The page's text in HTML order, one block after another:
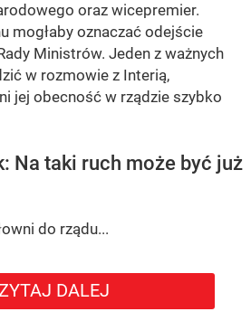
oraz wicepremier.
mogłaby oznaczać odejście
Ministrów. Jeden z ważnych
w rozmowie z Interią,
jej obecność w rządzie szybko
Na taki ruch może być już
do rządu...
DALEJ